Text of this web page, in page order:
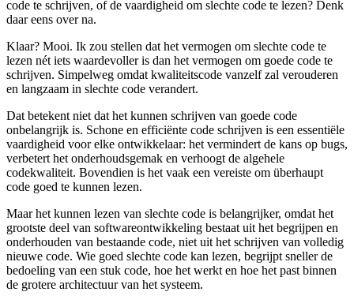
code te schrijven, of de vaardigheid om slechte code te lezen? Denk
daar eens over na.
Klaar? Mooi. Ik zou stellen dat het vermogen om slechte code te
lezen nét iets waardevoller is dan het vermogen om goede code te
schrijven. Simpelweg omdat kwaliteitscode vanzelf zal verouderen
en langzaam in slechte code verandert.
Dat betekent niet dat het kunnen schrijven van goede code
onbelangrijk is. Schone en efficiënte code schrijven is een essentiële
vaardigheid voor elke ontwikkelaar: het vermindert de kans op bugs,
verbetert het onderhoudsgemak en verhoogt de algehele
codekwaliteit. Bovendien is het vaak een vereiste om überhaupt
code goed te kunnen lezen.
Maar het kunnen lezen van slechte code is belangrijker, omdat het
grootste deel van softwareontwikkeling bestaat uit het begrijpen en
onderhouden van bestaande code, niet uit het schrijven van volledig
nieuwe code. Wie goed slechte code kan lezen, begrijpt sneller de
bedoeling van een stuk code, hoe het werkt en hoe het past binnen
de grotere architectuur van het systeem.